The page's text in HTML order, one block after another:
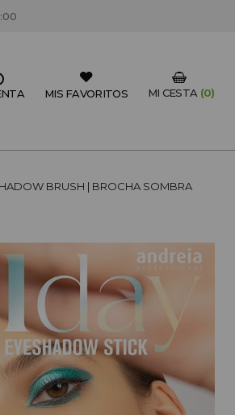
exclusivas.
MI CESTA (0)
MIS FAVORITOS
BRUSH | BROCHA SOMBRA